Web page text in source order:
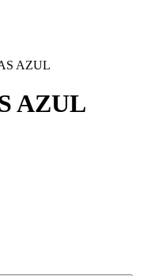
AZUL
AZUL